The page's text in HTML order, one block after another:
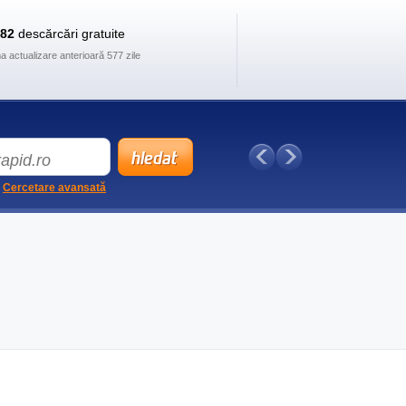
descărcări gratuite
actualizare anterioară 577 zile
Cercetare avansată